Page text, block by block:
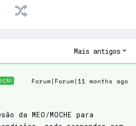
Mais antigos
Forum|Forum|11 months ago
da MEO/MOCHE para